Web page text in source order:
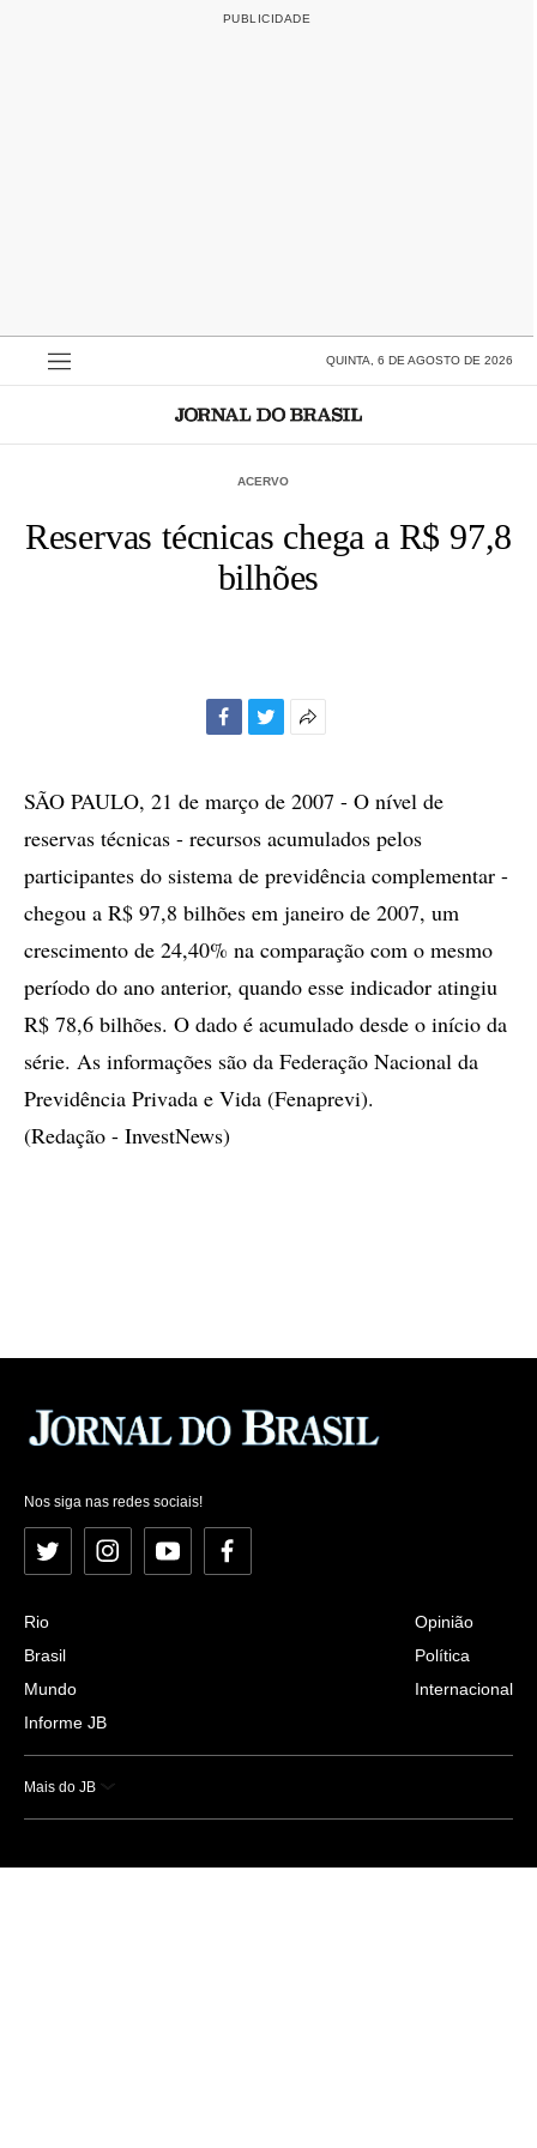
QUINTA, 6 DE AGOSTO DE 2026
ACERVO
Reservas técnicas chega a R$ 97,8
bilhões
compartilhamento
SÃO PAULO, 21 de março de 2007 - O nível de
reservas técnicas - recursos acumulados pelos
participantes do sistema de previdência complementar -
chegou a R$ 97,8 bilhões em janeiro de 2007, um
crescimento de 24,40% na comparação com o mesmo
período do ano anterior, quando esse indicador atingiu
R$ 78,6 bilhões. O dado é acumulado desde o início da
série. As informações são da Federação Nacional da
Previdência Privada e Vida (Fenaprevi).
(Redação - InvestNews)
Nos siga nas redes sociais!
Twitter InstagramYouTubeFacebook
Rio
Brasil
Mundo
Informe JB
Opinião
Política
Internacional
Mais do JB
Esportes